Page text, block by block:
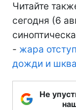
Читайте
сегодня (6
- жара
дожди и
Не